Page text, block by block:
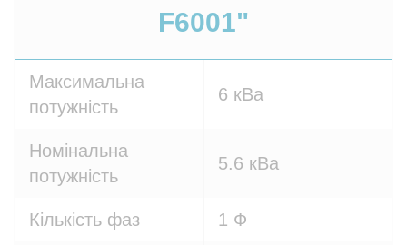
F6001"
Максимальна
потужність
6 кВа
Номінальна
потужність
5.6 кВа
Кількість фаз 1 Ф